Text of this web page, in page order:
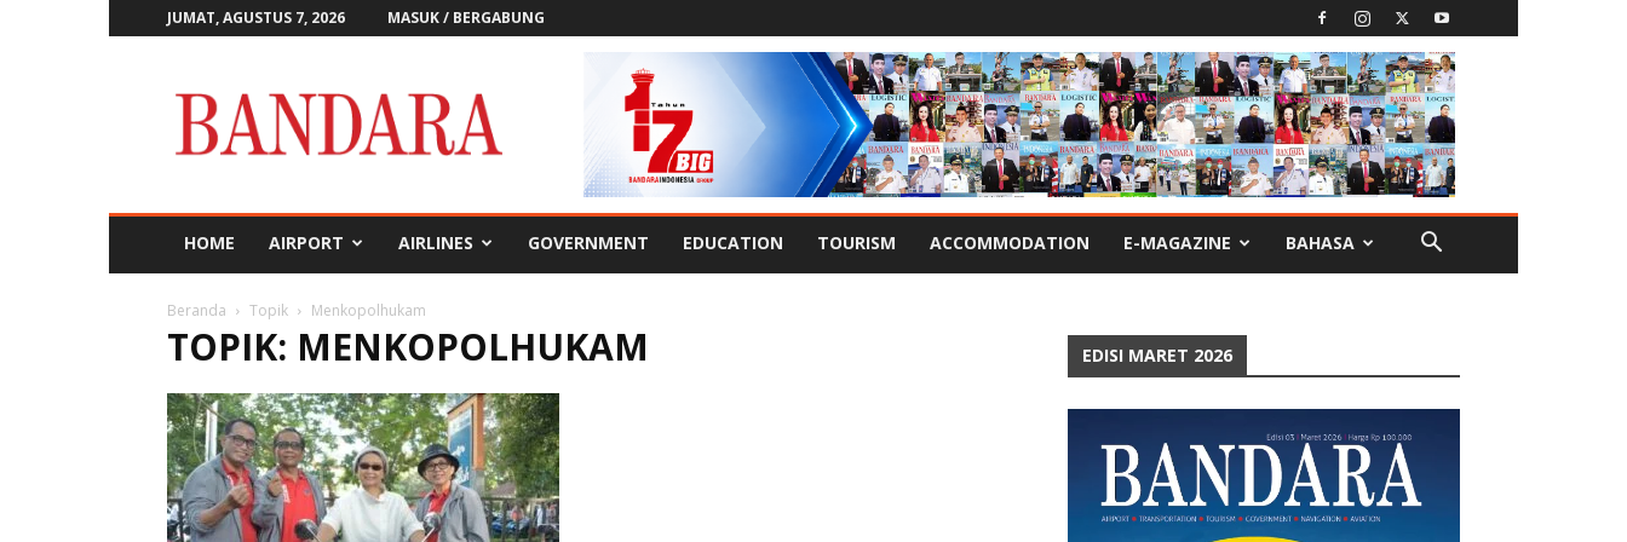
JUMAT, AGUSTUS 7, 2026 MASUK / BERGABUNG
Bandara
HOME AIRPORT AIRLINES GOVERNMENT EDUCATION TOURISM ACCOMMODATION E-MAGAZINE BAHASA
Beranda Topik Menkopolhukam
TOPIK: MENKOPOLHUKAM EDISI MARET 2026